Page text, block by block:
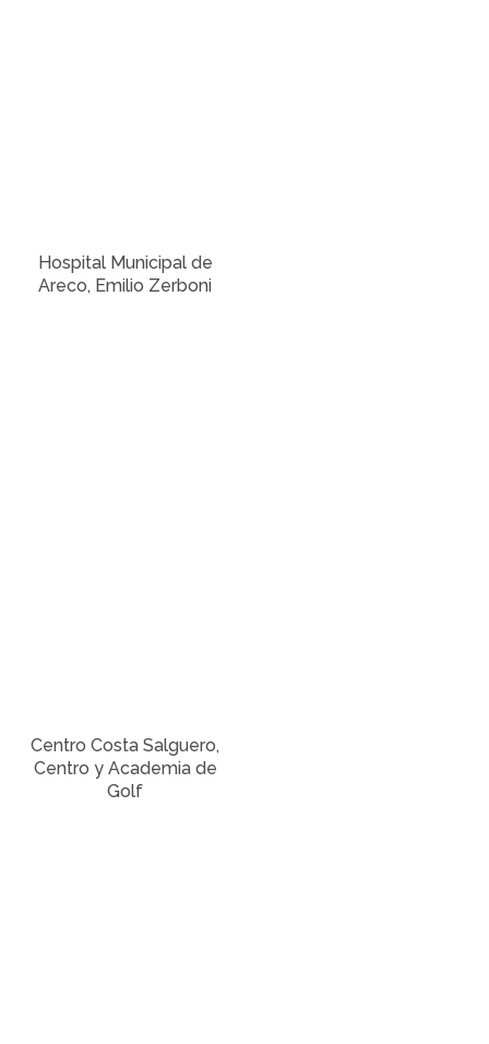
Hospital Municipal de
Areco, Emilio Zerboni
Centro Costa Salguero,
Centro y Academia de
Golf